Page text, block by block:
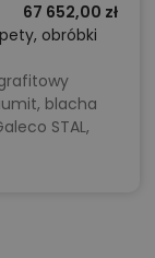
67 652,00 zł
obróbki
blacha
STAL,